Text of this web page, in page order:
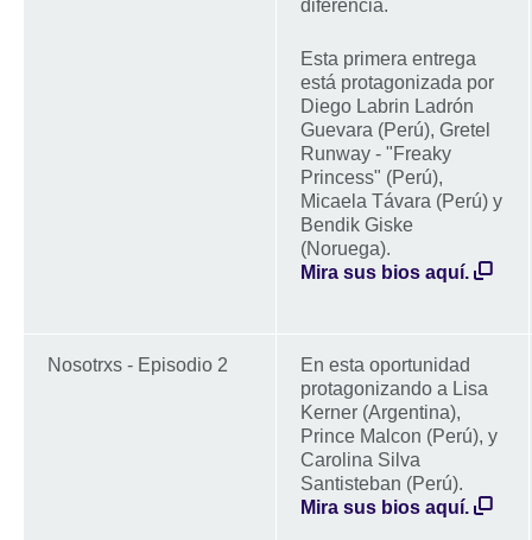
diferencia.
Esta primera entrega
está protagonizada por
Diego Labrin Ladrón
Guevara (Perú), Gretel
Runway - "Freaky
Princess" (Perú),
Micaela Távara (Perú) y
Bendik Giske
(Noruega).
Mira sus bios aquí.
Nosotrxs - Episodio 2
En esta oportunidad
protagonizando a Lisa
Kerner (Argentina),
Prince Malcon (Perú), y
Carolina Silva
Santisteban (Perú).
Mira sus bios aquí.